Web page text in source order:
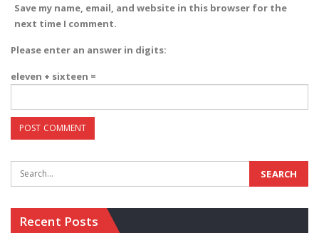
Save my name, email, and website in this browser for the
next time I comment.
Please enter an answer in digits:
eleven + sixteen =
Recent Posts